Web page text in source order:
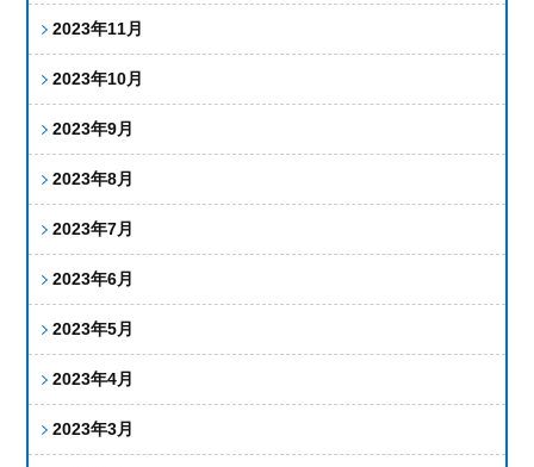
2023年11月
2023年10月
2023年9月
2023年8月
2023年7月
2023年6月
2023年5月
2023年4月
2023年3月